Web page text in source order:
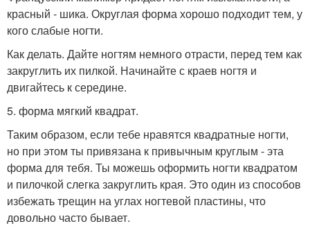
красный - шика. Округлая форма хорошо подходит тем, у
кого слабые ногти.
Как делать. Дайте ногтям немного отрасти, перед тем как
закруглить их пилкой. Начинайте с краев ногтя и
двигайтесь к середине.
5. форма мягкий квадрат.
Таким образом, если тебе нравятся квадратные ногти,
но при этом ты привязана к привычным круглым - эта
форма для тебя. Ты можешь оформить ногти квадратом
и пилочкой слегка закруглить края. Это один из способов
избежать трещин на углах ногтевой пластины, что
довольно часто бывает.